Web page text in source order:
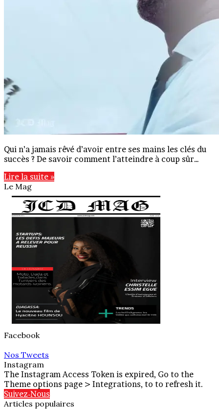
Qui n’a jamais rêvé d’avoir entre ses mains les clés du
succès ? De savoir comment l’atteindre à coup sûr…
Lire la suite »
Le Mag
Facebook
Nos Tweets
Instagram
The Instagram Access Token is expired, Go to the
Theme options page > Integrations, to to refresh it.
Suivez-Nous
Articles populaires